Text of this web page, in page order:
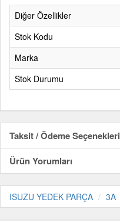
Diğer Özellikler
Stok Kodu
Marka
Stok Durumu
Taksit / Ödeme Seçenekleri
Ürün Yorumları
ISUZU YEDEK PARÇA 3A